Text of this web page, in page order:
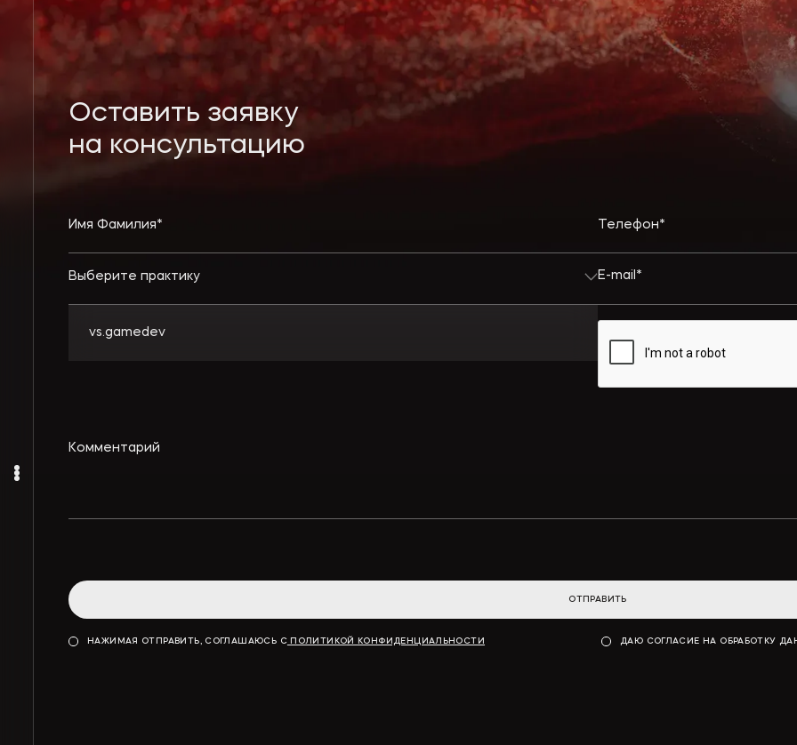
Оставить заявку
на консультацию
Выберите практику
vs.gamedev
ОТПРАВИТЬ
НАЖИМАЯ ОТПРАВИТЬ, СОГЛАШАЮСЬ СПОЛИТИКОЙ КОНФИДЕНЦИАЛЬНОСТИ ДАЮ СОГЛАСИЕ НА ОБРАБОТКУ